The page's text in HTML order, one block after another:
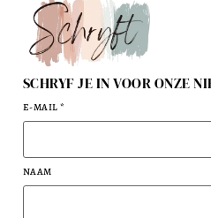
SCHRYF JE IN VOOR ONZE
E-MAIL*
NAAM